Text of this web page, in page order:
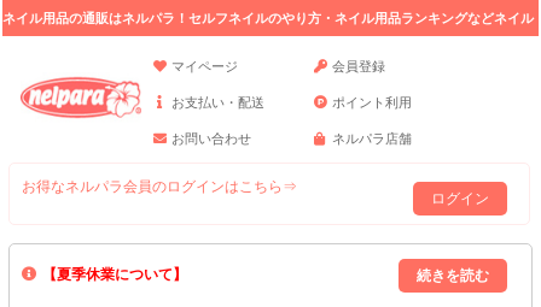
ネイル用品の通販はネルパラ！セルフネイルのやり方・ネイル用品ランキングなどネイル
マイページ
会員登録
お支払い・配送 ポイント利用
お問い合わせ ネルパラ店舗
お得なネルパラ会員のログインはこちら⇒
ログイン
【夏季休業について】